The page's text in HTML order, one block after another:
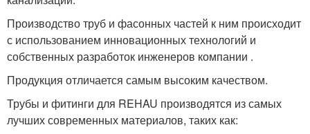
Производство труб и фасонных частей к ним происходит
с использованием инновационных технологий и
собственных разработок инженеров компании .
Продукция отличается самым высоким качеством.
Трубы и фитинги для REHAU производятся из самых
лучших современных материалов, таких как: